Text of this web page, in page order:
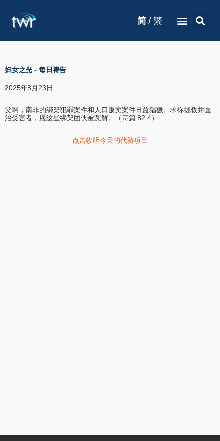
简 / 繁
妇女之光 - 每日祷告
2025年8月23日
父啊，南非的绑架犯罪案件和人口贩卖案件日益猖獗。求祢拯救并医
治受害者，愿这些绑架团伙被瓦解。（诗篇 82:4）
点击收听今天的代祷项目